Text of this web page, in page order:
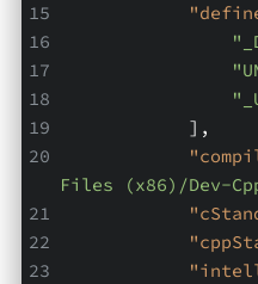
            ],
Files (x86)/Dev-